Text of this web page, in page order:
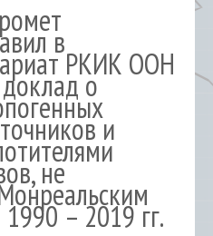
в
РКИК ООН
о
и
не
– 2019 гг.